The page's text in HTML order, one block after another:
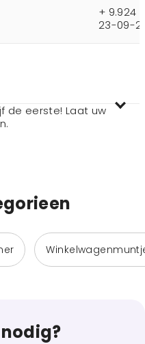
+ 9.924
23-09-
de eerste! Laat uw